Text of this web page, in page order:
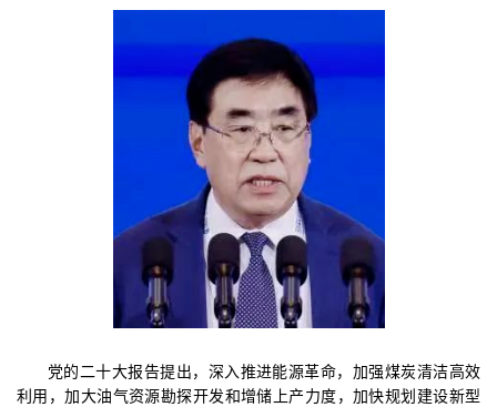
党的二十大报告提出，深入推进能源革命，加强煤炭清洁高效
利用，加大油气资源勘探开发和增储上产力度，加快规划建设新型